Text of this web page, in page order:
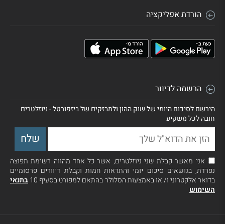
הורדת אפליקציה
הרשמה לדיוור
הירשם לסיכום היומי של שוק ההון ולמבזקים של ביזפורטל - ניוזלטרים
חובה לכל משקיע
אני מאשר קבלת שני ניוזלטרים, אשר כל אחד מהווה רשימת תפוצה
נפרדת, בנושאים סיכום יומי והתראות חמות וקבלת דיוורים פרסומיים
בדואר אלקטרוני ו/ או באמצעות הסלולר בהתאם למפורט בסעיף 10
בתנאי
השימוש